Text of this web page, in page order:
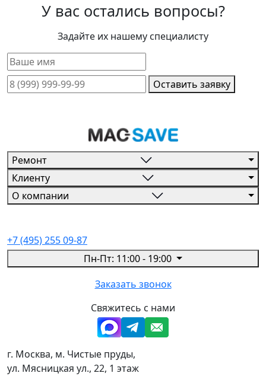
У вас остались вопросы?
Задайте их нашему специалисту
Оставить заявку
Ремонт
Клиенту
О компании
+7 (495) 255 09-87
Пн-Пт: 11:00 - 19:00
Заказать звонок
Свяжитесь с нами
г. Москва, м. Чистые пруды,
ул. Мясницкая ул., 22, 1 этаж